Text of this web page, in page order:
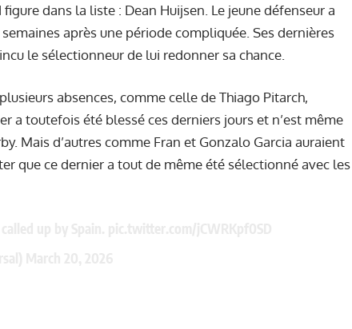
dans la liste : Dean Huijsen. Le jeune défenseur a
après une période compliquée. Ses dernières
le sélectionneur de lui redonner sa chance.
absences, comme celle de Thiago Pitarch,
a toutefois été blessé ces derniers jours et n’est même
Mais d’autres comme Fran et Gonzalo Garcia auraient
que ce dernier a tout de même été sélectionné avec les